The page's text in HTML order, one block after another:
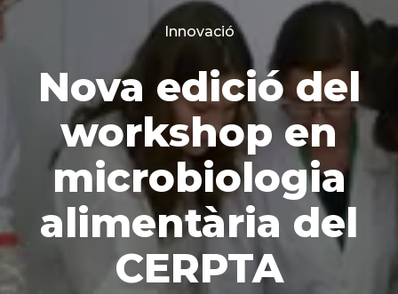
Categories
Innovació
Nova edició del
workshop en
microbiologia
alimentària del
CERPTA